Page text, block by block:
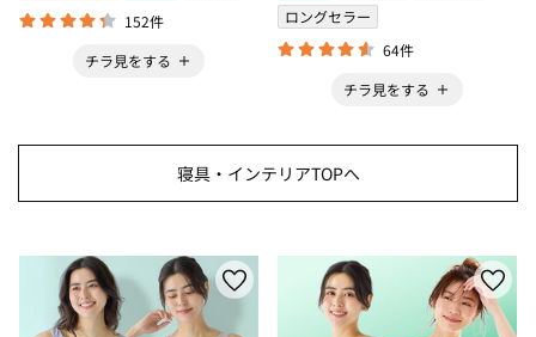
152件
チラ見をする
ロングセラー
64件
チラ見をする
寝具・インテリアTOPへ